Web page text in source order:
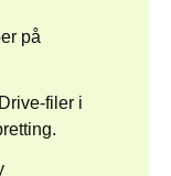
på
filer i